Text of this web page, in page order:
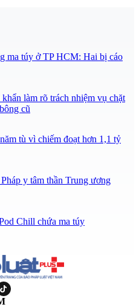
ma túy ở TP HCM: Hai bị cáo
làm rõ trách nhiệm vụ chặt
cũ
tù vì chiếm đoạt hơn 1,1 tỷ
y tâm thần Trung ương
Chill chứa ma túy